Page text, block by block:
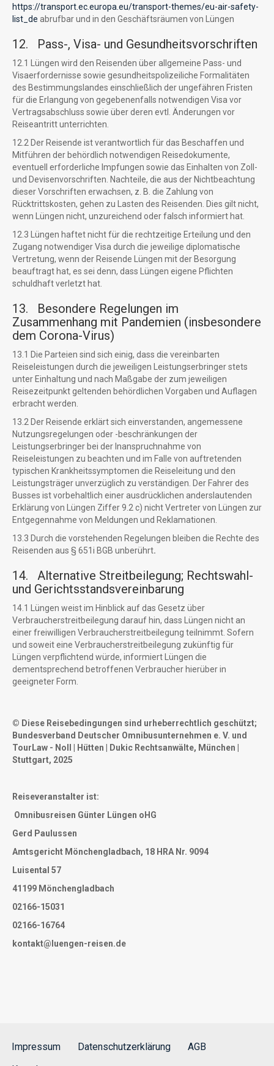
https://transport.ec.europa.eu/transport-themes/eu-air-safety-
list_de abrufbar und in den Geschäftsräumen von Lüngen
12. Pass-, Visa- und Gesundheitsvorschriften
12.1 Lüngen wird den Reisenden über allgemeine Pass- und
Visaerfordernisse sowie gesundheitspolizeiliche Formalitäten
des Bestimmungslandes einschließlich der ungefähren Fristen
für die Erlangung von gegebenenfalls notwendigen Visa vor
Vertragsabschluss sowie über deren evtl. Änderungen vor
Reiseantritt unterrichten.
12.2 Der Reisende ist verantwortlich für das Beschaffen und
Mitführen der behördlich notwendigen Reisedokumente,
eventuell erforderliche Impfungen sowie das Einhalten von Zoll-
und Devisenvorschriften. Nachteile, die aus der Nichtbeachtung
dieser Vorschriften erwachsen, z. B. die Zahlung von
Rücktrittskosten, gehen zu Lasten des Reisenden. Dies gilt nicht,
wenn Lüngen nicht, unzureichend oder falsch informiert hat.
12.3 Lüngen haftet nicht für die rechtzeitige Erteilung und den
Zugang notwendiger Visa durch die jeweilige diplomatische
Vertretung, wenn der Reisende Lüngen mit der Besorgung
beauftragt hat, es sei denn, dass Lüngen eigene Pflichten
schuldhaft verletzt hat.
13. Besondere Regelungen im
Zusammenhang mit Pandemien (insbesondere
dem Corona-Virus)
13.1 Die Parteien sind sich einig, dass die vereinbarten
Reiseleistungen durch die jeweiligen Leistungserbringer stets
unter Einhaltung und nach Maßgabe der zum jeweiligen
Reisezeitpunkt geltenden behördlichen Vorgaben und Auflagen
erbracht werden.
13.2 Der Reisende erklärt sich einverstanden, angemessene
Nutzungsregelungen oder -beschränkungen der
Leistungserbringer bei der Inanspruchnahme von
Reiseleistungen zu beachten und im Falle von auftretenden
typischen Krankheitssymptomen die Reiseleitung und den
Leistungsträger unverzüglich zu verständigen. Der Fahrer des
Busses ist vorbehaltlich einer ausdrücklichen anderslautenden
Erklärung von Lüngen Ziffer 9.2 c) nicht Vertreter von Lüngen zur
Entgegennahme von Meldungen und Reklamationen.
13.3 Durch die vorstehenden Regelungen bleiben die Rechte des
Reisenden aus § 651i BGB unberührt.
14. Alternative Streitbeilegung; Rechtswahl-
und Gerichtsstandsvereinbarung
14.1 Lüngen weist im Hinblick auf das Gesetz über
Verbraucherstreitbeilegung darauf hin, dass Lüngen nicht an
einer freiwilligen Verbraucherstreitbeilegung teilnimmt. Sofern
und soweit eine Verbraucherstreitbeilegung zukünftig für
Lüngen verpflichtend würde, informiert Lüngen die
dementsprechend betroffenen Verbraucher hierüber in
geeigneter Form.
© Diese Reisebedingungen sind urheberrechtlich geschützt;
Bundesverband Deutscher Omnibusunternehmen e. V. und
TourLaw - Noll | Hütten | Dukic Rechtsanwälte, München |
Stuttgart, 2025
Reiseveranstalter ist:
Omnibusreisen Günter Lüngen oHG
Gerd Paulussen
Amtsgericht Mönchengladbach, 18 HRA Nr. 9094
Luisental 57
41199 Mönchengladbach
02166-15031
02166-16764
kontakt@luengen-reisen.de
Impressum Datenschutzerklärung
AGB